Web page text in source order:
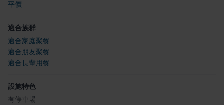
平價
適合族群
適合家庭聚餐
適合朋友聚餐
適合長輩用餐
設施特色
有停車場